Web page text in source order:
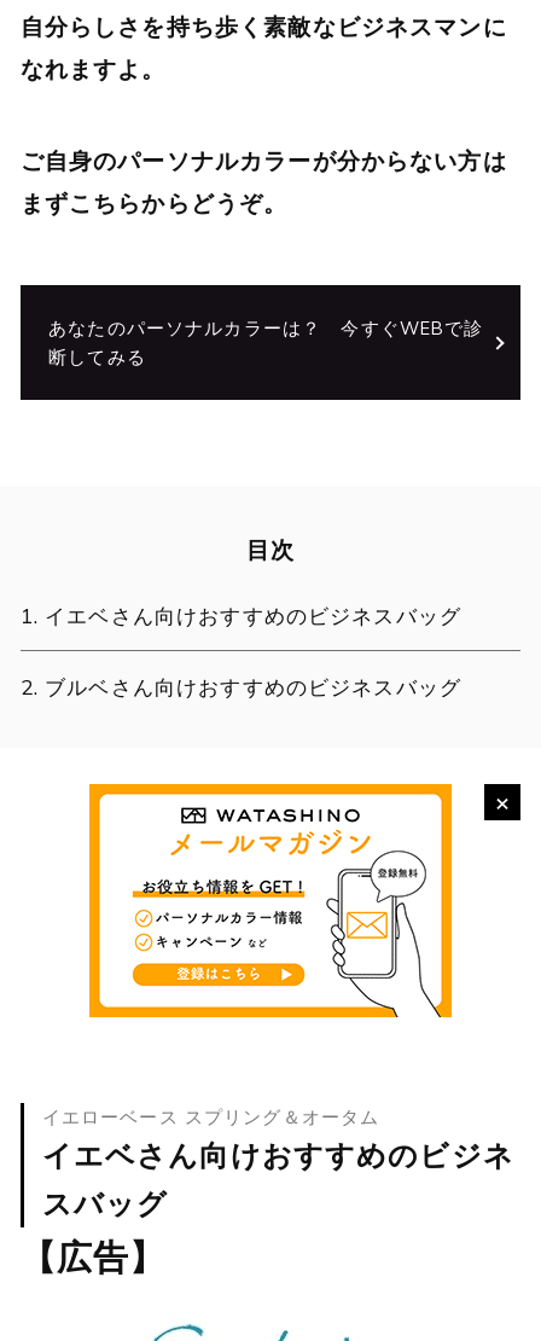
自分らしさを持ち歩く素敵なビジネスマンに
なれますよ。
ご自身のパーソナルカラーが分からない方は
まずこちらからどうぞ。
あなたのパーソナルカラーは？ 今すぐWEBで診
断してみる
目次
イエベさん向けおすすめのビジネスバッグ
ブルベさん向けおすすめのビジネスバッグ
×
イエローベース スプリング＆オータム
イエベさん向けおすすめのビジネ
スバッグ
【広告】